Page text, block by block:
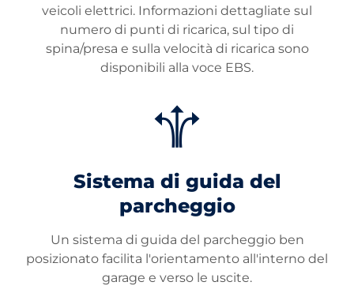
veicoli elettrici. Informazioni dettagliate sul
numero di punti di ricarica, sul tipo di
spina/presa e sulla velocità di ricarica sono
disponibili alla voce EBS.
Sistema di guida del
parcheggio
Un sistema di guida del parcheggio ben
posizionato facilita l'orientamento all'interno del
garage e verso le uscite.